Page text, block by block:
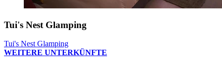
Tui's Nest Glamping
Tui's Nest Glamping
WEITERE UNTERKÜNFTE